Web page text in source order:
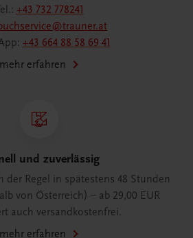
+43 732 778241
+43 664 88 58 69 41
mehr erfahren
und zuverlässig
der Regel in spätestens 48 Stunden
von Österreich) – ab 29,00 EUR
auch versandkostenfrei.
mehr erfahren